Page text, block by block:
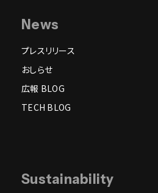
News
プレスリリース
おしらせ
広報 BLOG
TECH BLOG
Sustainability